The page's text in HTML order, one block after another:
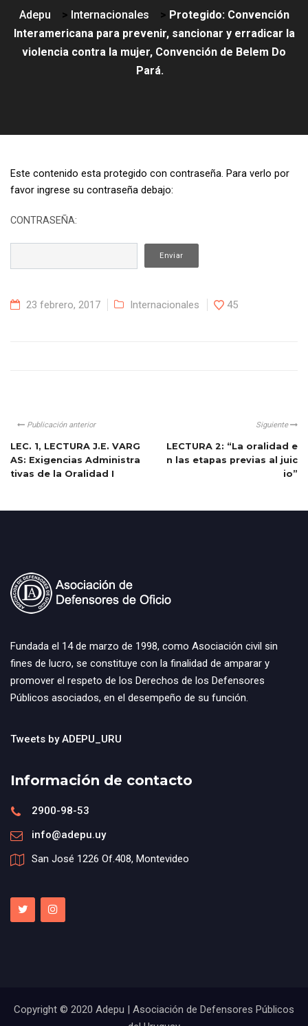
Adepu > Internacionales > Protegido: Convención
Interamericana para prevenir, sancionar y erradicar la
violencia contra la mujer, Convención de Belem Do
Pará.
Este contenido esta protegido con contraseña. Para verlo por
favor ingrese su contraseña debajo:
CONTRASEÑA:
23 febrero, 2017 Internacionales 45
Publicación anterior
LEC. 1, LECTURA J.E. VARG
AS: Exigencias Administra
tivas de la Oralidad I
Siguiente
LECTURA 2: “La oralidad e
n las etapas previas al juic
io”
Fundada el 14 de marzo de 1998, como Asociación civil sin
fines de lucro, se constituye con la finalidad de amparar y
promover el respeto de los Derechos de los Defensores
Públicos asociados, en el desempeño de su función.
Tweets by ADEPU_URU
Información de contacto
2900-98-53
info@adepu.uy
San José 1226 Of.408, Montevideo
Copyright © 2020 Adepu | Asociación de Defensores Públicos